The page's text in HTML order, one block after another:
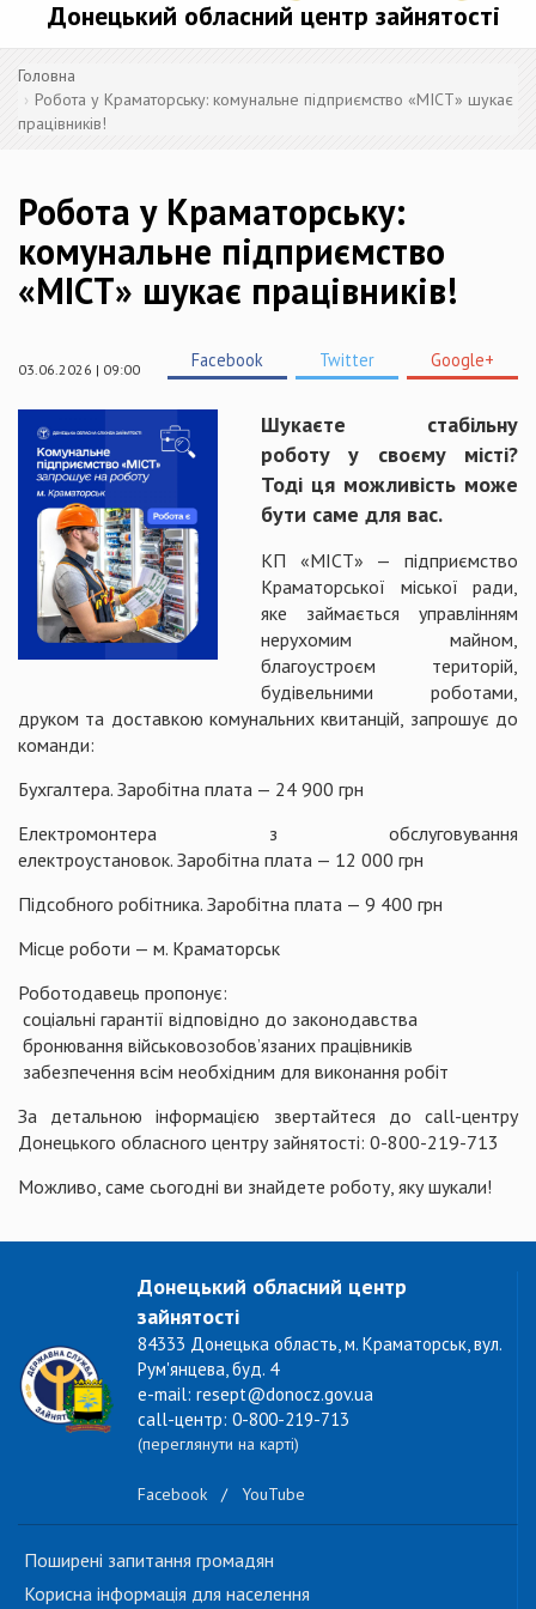
Донецький обласний центр зайнятості
Головна
Робота у Краматорську: комунальне підприємство «МІСТ» шукає
працівників!
Робота у Краматорську:
комунальне підприємство
«МІСТ» шукає працівників!
03.06.2026 | 09:00 Facebook Twitter Google+
Шукаєте стабільну
роботу у своєму місті?
Тоді ця можливість може
бути саме для вас.
КП «МІСТ» — підприємство
Краматорської міської ради,
яке займається управлінням
нерухомим майном,
благоустроєм територій,
будівельними роботами,
друком та доставкою комунальних квитанцій, запрошує до
команди:
Бухгалтера. Заробітна плата — 24 900 грн
Електромонтера з обслуговування
електроустановок. Заробітна плата — 12 000 грн
Підсобного робітника. Заробітна плата — 9 400 грн
Місце роботи — м. Краматорськ
Роботодавець пропонує:
соціальні гарантії відповідно до законодавства
бронювання військовозобов’язаних працівників
забезпечення всім необхідним для виконання робіт
За детальною інформацією звертайтеся до call-центру
Донецького обласного центру зайнятості: 0-800-219-713
Можливо, саме сьогодні ви знайдете роботу, яку шукали!
Донецький обласний центр
зайнятості
84333 Донецька область, м. Краматорськ, вул.
Рум'янцева, буд. 4
e-mail: resept@donocz.gov.ua
call-центр: 0-800-219-713
(переглянути на карті)
Facebook / YouTube
Поширені запитання громадян
Корисна інформація для населення